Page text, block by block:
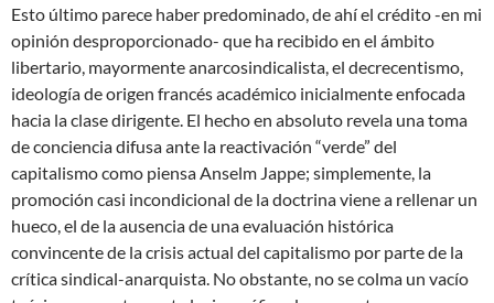
Esto último parece haber predominado, de ahí el crédito -en mi
opinión desproporcionado- que ha recibido en el ámbito
libertario, mayormente anarcosindicalista, el decrecentismo,
ideología de origen francés académico inicialmente enfocada
hacia la clase dirigente. El hecho en absoluto revela una toma
de conciencia difusa ante la reactivación “verde” del
capitalismo como piensa Anselm Jappe; simplemente, la
promoción casi incondicional de la doctrina viene a rellenar un
hueco, el de la ausencia de una evaluación histórica
convincente de la crisis actual del capitalismo por parte de la
crítica sindical-anarquista. No obstante, no se colma un vacío